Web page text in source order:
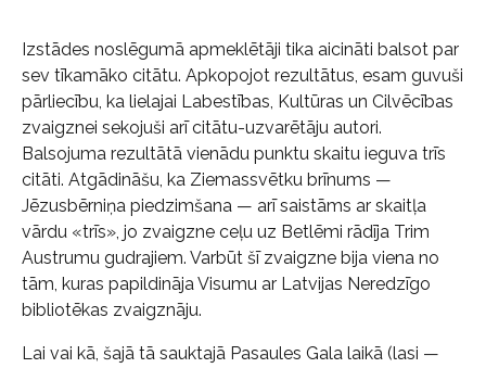
Izstādes noslēgumā apmeklētāji tika aicināti balsot par
sev tīkamāko citātu. Apkopojot rezultātus, esam guvuši
pārliecību, ka lielajai Labestības, Kultūras un Cilvēcības
zvaigznei sekojuši arī citātu-uzvarētāju autori.
Balsojuma rezultātā vienādu punktu skaitu ieguva trīs
citāti. Atgādināšu, ka Ziemassvētku brīnums —
Jēzusbērniņa piedzimšana — arī saistāms ar skaitļa
vārdu «trīs», jo zvaigzne ceļu uz Betlēmi rādīja Trim
Austrumu gudrajiem. Varbūt šī zvaigzne bija viena no
tām, kuras papildināja Visumu ar Latvijas Neredzīgo
bibliotēkas zvaigznāju.
Lai vai kā, šajā tā sauktajā Pasaules Gala laikā (lasi —